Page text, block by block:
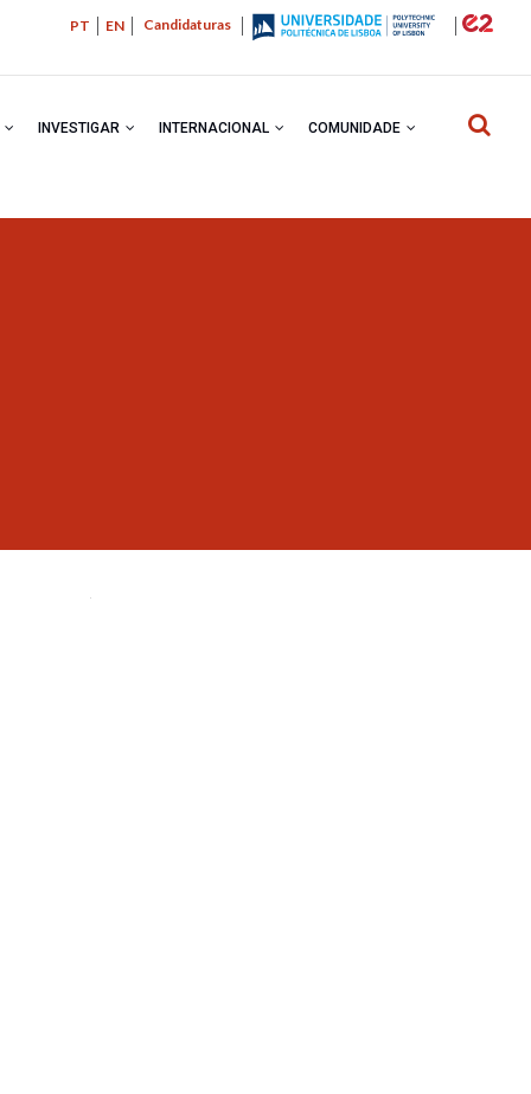
Candidaturas
PT EN
INVESTIGAR INTERNACIONAL COMUNIDADE